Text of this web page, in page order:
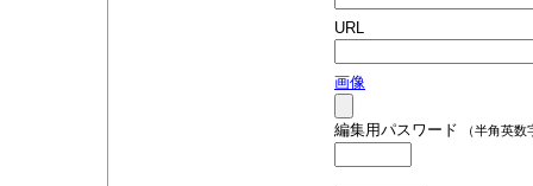
URL
画像
編集用パスワード （半角英数